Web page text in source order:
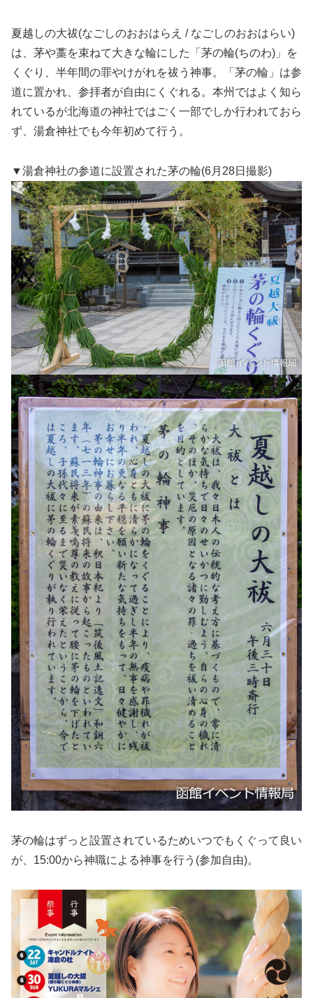
夏越しの大祓(なごしのおおはらえ / なごしのおおはらい)
は、茅や藁を束ねて大きな輪にした「茅の輪(ちのわ)」を
くぐり、半年間の罪やけがれを祓う神事。「茅の輪」は参
道に置かれ、参拝者が自由にくぐれる。本州ではよく知ら
れているが北海道の神社ではごく一部でしか行われておら
ず、湯倉神社でも今年初めて行う。
▼湯倉神社の参道に設置された茅の輪(6月28日撮影)
茅の輪はずっと設置されているためいつでもくぐって良い
が、15:00から神職による神事を行う(参加自由)。